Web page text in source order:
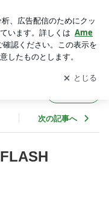
知
を受け取りまし
開く
次の記事へ